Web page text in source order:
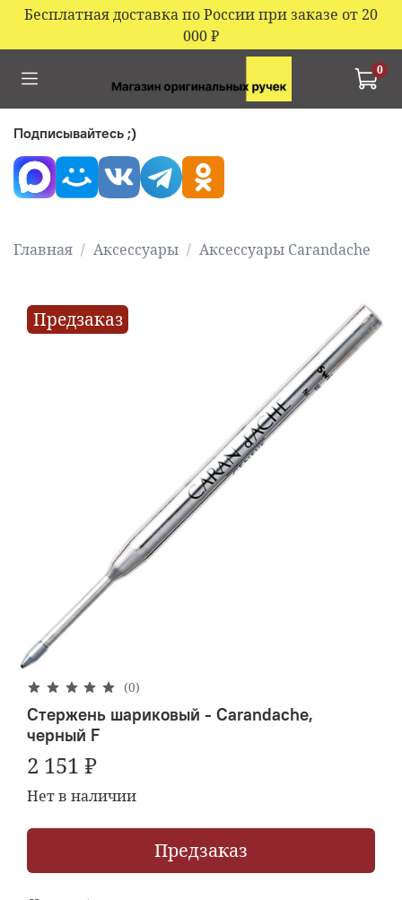
Бесплатная доставка по России при заказе от 20
000₽
0
Главная Аксессуары Аксессуары Carandache
Предзаказ
(0)
Стержень шариковый - Carandache,
черный F
2 151 ₽
Нет в наличии
Предзаказ
Подписывайтесь ;)